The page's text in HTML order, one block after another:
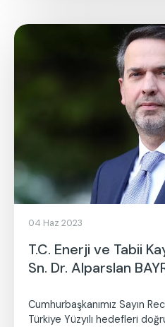
04 Haz 2023
T.C. Enerji ve Tabii
Sn. Dr. Alparslan
Cumhurbaşkanımız Sayın
Türkiye Yüzyılı hedefleri